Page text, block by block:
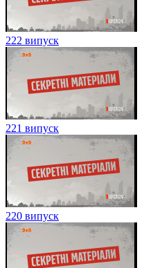
222 випуск
221 випуск
220 випуск